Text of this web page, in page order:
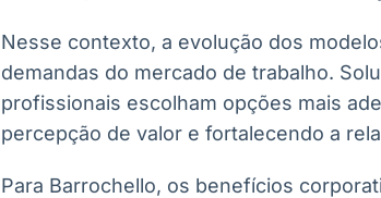
Nesse contexto, a evolução dos
demandas do mercado de trabalho.
profissionais escolham opções mais
percepção de valor e fortalecendo a
Para Barrochello, os benefícios